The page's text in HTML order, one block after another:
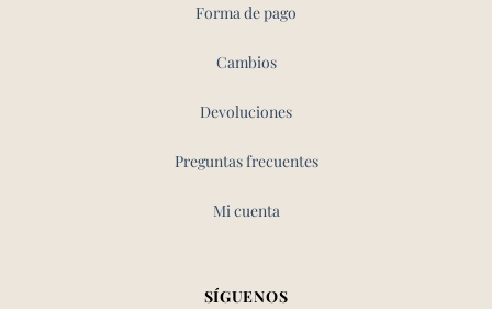
Forma de pago
Cambios
Devoluciones
Preguntas frecuentes
Mi cuenta
SÍGUENOS